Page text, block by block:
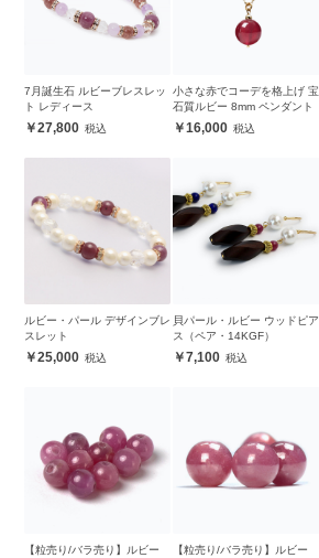
7月誕生石 ルビーブレスレッ
ト レディース
27,800
小さな赤でコーデを格上げ 宝
石質ルビー 8mm ペンダント
16,000
ルビー・パール デザインブレ
スレット
25,000
貝パール・ルビー ウッドピア
ス（ペア・14KGF）
7,100
【粒売り/バラ売り】ルビー
【粒売り/バラ売り】ルビー